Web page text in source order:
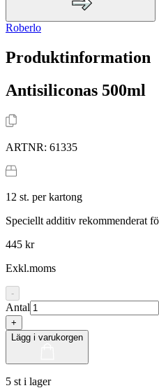
Roberlo
Produktinformation
Antisiliconas 500ml
ARTNR: 61335
12 st. per kartong
Speciellt additiv rekommenderat
445 kr
Exkl.moms
-
Antal
+
Lägg i varukorgen
5 st i lager